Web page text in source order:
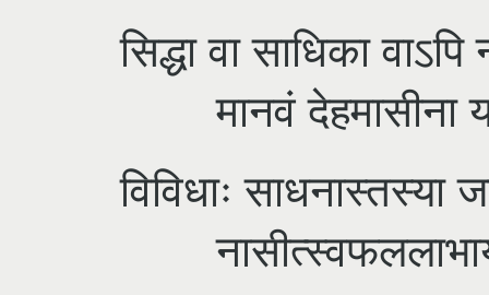
सिद्धा वा साधिका
मानवं देहमासीना या
विविधाः